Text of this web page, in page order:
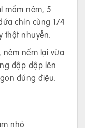
mắm nêm, 5
chín cùng 1/4
thật nhuyễn.
nếm lại vừa
đập dập lên
đúng điệu.
nhỏ